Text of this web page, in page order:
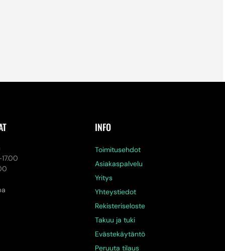
INFO
Toimitusehdot
Asiakaspalvelu
Yritys
Yhteystiedot
Rekisteriseloste
Takuu ja tuki
Evästekäytäntö
Peruuta tilaus